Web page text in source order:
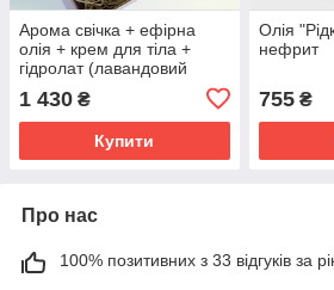
Арома свічка + ефірна
олія + крем для тіла +
гідролат (лавандовий
1 430 ₴
Купити
Олія
нефрит
755₴
Про нас
100% позитивних з 33 відгуків за